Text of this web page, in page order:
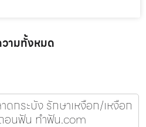
ามทั้งหมด
กระบัง รักษาเหงือก/เหงือก
นฟัน ทำฟัน.com